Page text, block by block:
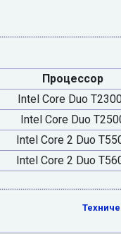
Процессор
Intel Core Duo
Intel Core Duo
Intel Core 2 Duo
Intel Core 2 Duo